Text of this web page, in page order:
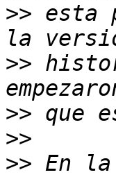
>> esta
>>
>>
>>
>> En